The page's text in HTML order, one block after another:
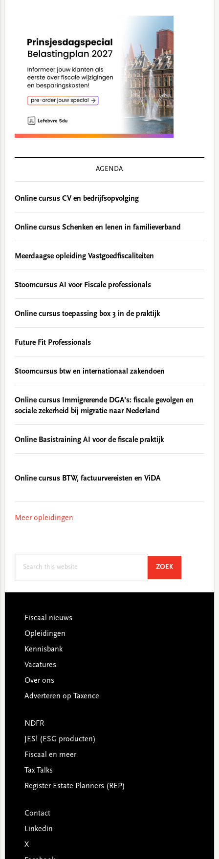
AGENDA
Online cursus CV en bedrijfsopvolging
Online cursus Schenken en lenen in familieverband
Meerdaagse opleiding Vastgoedfiscaliteiten
Stoomcursus AI voor Fiscale professionals
Online cursus toepassing box 3 in de praktijk
Future Fit Professionals
Stoomcursus btw en internationaal zakendoen
Online cursus Immigrerende DGA’s: fiscale gevolgen en
sociale zekerheid bij migratie naar Nederland
Online Basistraining AI voor de fiscale praktijk
Online cursus BTW, factuurvereisten en ViDA
Meer opleidingen
ZOEKSEARCH
Footer
Fiscaal nieuws
Opleidingen
Kennisbank
Vacatures
Over ons
Adverteren op Taxence
NDFR
JES! (ESG producten)
Fiscaal en meer
Tax Talks
Register Estate Planners (REP)
Contact
Linkedin
X